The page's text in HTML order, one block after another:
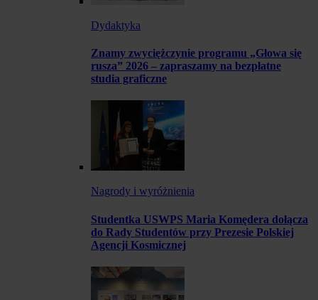
Dydaktyka
Znamy zwyciężczynie programu „Głowa się
rusza” 2026 – zapraszamy na bezpłatne
studia graficzne
Nagrody i wyróżnienia
Studentka USWPS Maria Komędera dołącza
do Rady Studentów przy Prezesie Polskiej
Agencji Kosmicznej